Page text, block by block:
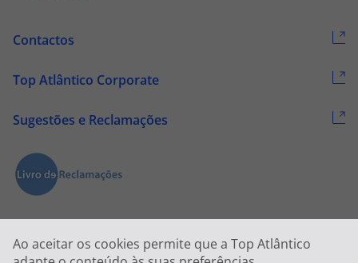
Ao aceitar os cookies permite que a Top Atlântico
Contactos
Top Atlântico Corporate
Sugestões e Reclamações